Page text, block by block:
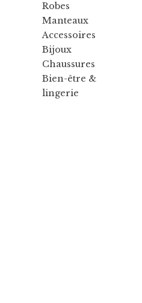
Robes
Manteaux
Accessoires
Bijoux
Chaussures
Bien-être &
lingerie